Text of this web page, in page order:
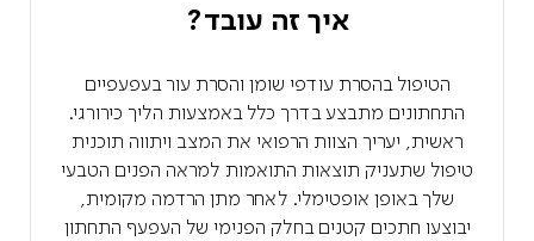
איך זה עובד?
הטיפול בהסרת עודפי שומן והסרת עור בעפעפיים
התחתונים מתבצע בדרך כלל באמצעות הליך כירורגי.
ראשית, יעריך הצוות הרפואי את המצב ויתווה תוכנית
טיפול שתעניק תוצאות התואמות למראה הפנים הטבעי
שלך באופן אופטימלי. לאחר מתן הרדמה מקומית,
יבוצעו חתכים קטנים בחלק הפנימי של העפעף התחתון